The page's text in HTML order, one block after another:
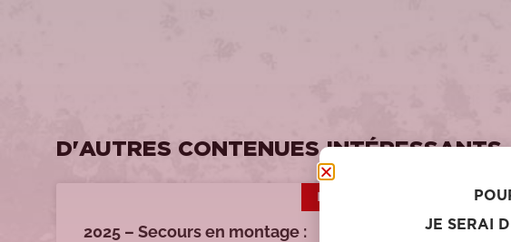
D'AUTRES CONTENUES INTÉRESSANTS
INTERVIEW
2025 – Secours en montage :
2025
JE SERAI